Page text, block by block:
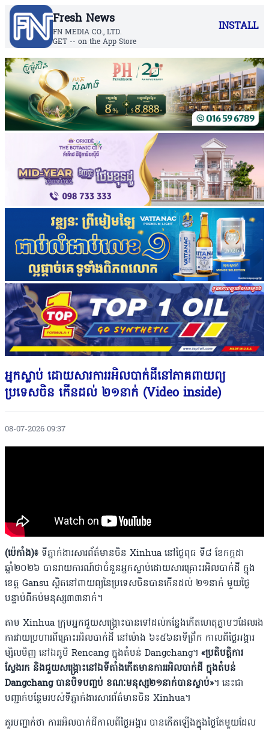
Fresh News
FN MEDIA CO., LTD.
GET -- on the App Store
INSTALL
អ្នកស្លាប់ ដោយសារការរអិលបាក់ដីនៅភាគពាយព្យ
ប្រទេសចិន កើនដល់ ២១នាក់ (Video inside)
08-07-2026 09:37
(ប៉េកាំង)៖ ទីភ្នាក់ងារសារព័ត៌មានចិន Xinhua នៅថ្ងៃពុធ ទី៨ ខែកក្កដា
ឆ្នាំ២០២៦ បានរាយការណ៍ថាចំនួនអ្នកស្លាប់ដោយសារគ្រោះរអិលបាក់ដី ក្នុង
ខេត្ត Gansu ស្ថិតនៅពាយព្យនៃប្រទេសចិនបានកើនដល់ ២១នាក់ មួយថ្ងៃ
បន្ទាប់ពីកប់មនុស្ស៣៣នាក់។
តាម Xinhua ក្រុមអ្នកជួយសង្រ្គោះបានទៅដល់កន្លែងកើតហេតុភ្លាមៗដែលរង
ការវាយប្រហារពីគ្រោះរអិលបាក់ដី នៅម៉ោង ៦៖៥៦នាទីព្រឹក កាលពីថ្ងៃអង្គារ
ម្សិលមិញ នៅឯភូមិ Rencang ក្នុងតំបន់ Dangchang។ «ប្រតិបត្តិការ
ស្វែងរក និងជួយសង្រ្គោះនៅឯទីតាំងកើតមានការរអិលបាក់ដី ក្នុងតំបន់
Dangchang បានបិទបញ្ចប់ ខណៈមនុស្ស២១នាក់បានស្លាប់»។ នេះជា
បញ្ជាក់បន្ថែមរបស់ទីភ្នាក់ងារសារព័ត៌មានចិន Xinhua។
គួរបញ្ជាក់ថា ការរអិលបាក់ដីកាលពីថ្ងៃអង្គារ បានកើតឡើងក្នុងថ្ងៃតែមួយដែល